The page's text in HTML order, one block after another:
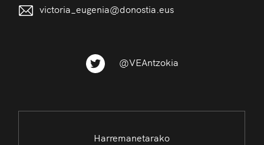
victoria_eugenia@donostia.eus
@VEAntzokia
Harremanetarako